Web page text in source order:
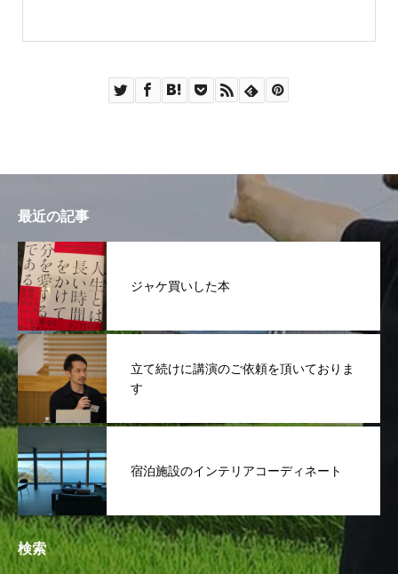
最近の記事
ジャケ買いした本
立て続けに講演のご依頼を頂いておりま
す
宿泊施設のインテリアコーディネート
検索